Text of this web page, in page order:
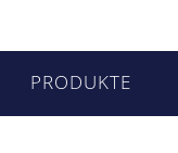
PRODUKTE